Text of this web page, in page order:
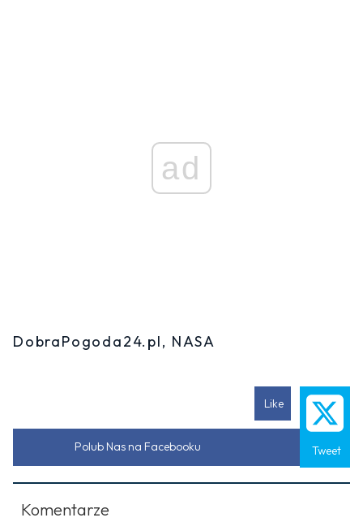
ad
DobraPogoda24.pl, NASA
Like
Tweet
Polub Nas na Facebooku
Komentarze